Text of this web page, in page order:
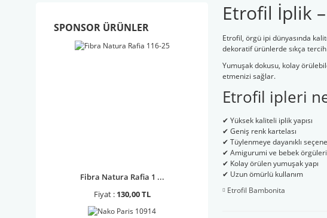
SPONSOR ÜRÜNLER
Fibra Natura Rafia 1 ...
Fiyat : 130,00 TL
Etrofil İplik
Etrofil, örgü ipi dünyasında
dekoratif ürünlerde sıkça
Yumuşak dokusu, kolay
etmenizi sağlar.
Etrofil ipleri
✔ Yüksek kaliteli iplik yapısı
✔ Geniş renk kartelası
✔ Tüylenmeye dayanıklı
✔ Amigurumi ve bebek
✔ Kolay örülen yumuşak yapı
✔ Uzun ömürlü kullanım
Etrofil Bambonita